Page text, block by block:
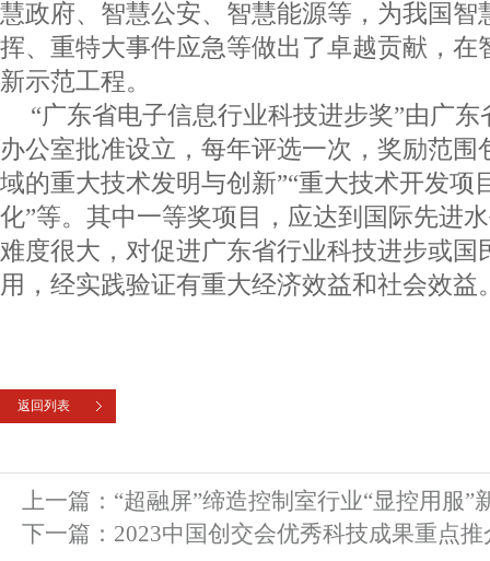
慧政府、智慧公安、智慧能源等，为我国智
挥、重特大事件应急等做出了卓越贡献，在
新示范工程。
“广东省电子信息行业科技进步奖”由广
办公室批准设立，每年评选一次，奖励范围
域的重大技术发明与创新”“重大技术开发项
化”等。其中一等奖项目，应达到国际先进
难度很大，对促进广东省行业科技进步或国
用，经实践验证有重大经济效益和社会效益
返回列表
上一篇： “超融屏”缔造控制室行业“显控用服”
下一篇： 2023中国创交会优秀科技成果重点推